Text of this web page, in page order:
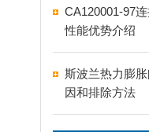
CA120001-97
性能优势介绍
斯波兰热力膨
因和排除方法